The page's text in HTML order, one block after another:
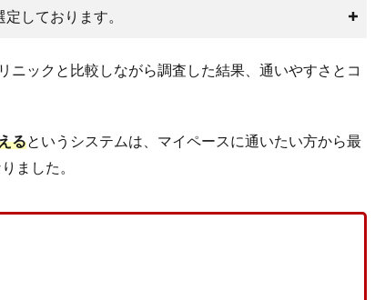
しております。
ックと比較しながら調査した結果、通いやすさとコ
るというシステムは、マイペースに通いたい方から最
ました。